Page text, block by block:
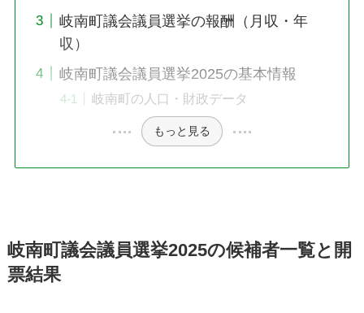
岐南町議会議員選挙の報酬（月収・年
収）
岐南町議会議員選挙2025の基本情報
岐南町の人口・財政データ
もっと見る
岐南町議会議員選挙2025の候補者一覧と開
票結果